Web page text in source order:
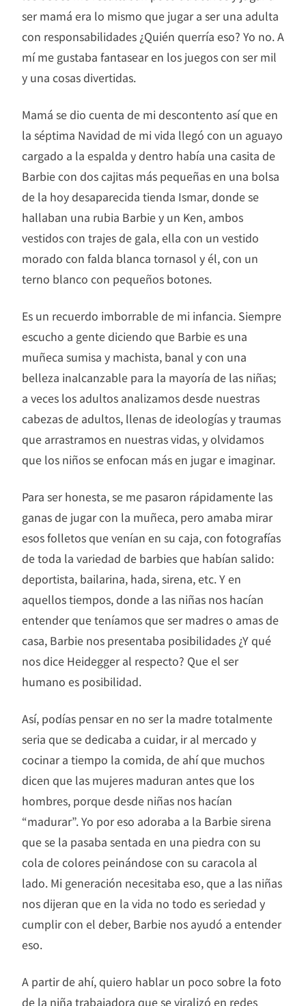
ser mamá era lo mismo que jugar a ser una adulta
con responsabilidades ¿Quién querría eso? Yo no. A
mí me gustaba fantasear en los juegos con ser mil
y una cosas divertidas.
Mamá se dio cuenta de mi descontento así que en
la séptima Navidad de mi vida llegó con un aguayo
cargado a la espalda y dentro había una casita de
Barbie con dos cajitas más pequeñas en una bolsa
de la hoy desaparecida tienda Ismar, donde se
hallaban una rubia Barbie y un Ken, ambos
vestidos con trajes de gala, ella con un vestido
morado con falda blanca tornasol y él, con un
terno blanco con pequeños botones.
Es un recuerdo imborrable de mi infancia. Siempre
escucho a gente diciendo que Barbie es una
muñeca sumisa y machista, banal y con una
belleza inalcanzable para la mayoría de las niñas;
a veces los adultos analizamos desde nuestras
cabezas de adultos, llenas de ideologías y traumas
que arrastramos en nuestras vidas, y olvidamos
que los niños se enfocan más en jugar e imaginar.
Para ser honesta, se me pasaron rápidamente las
ganas de jugar con la muñeca, pero amaba mirar
esos folletos que venían en su caja, con fotografías
de toda la variedad de barbies que habían salido:
deportista, bailarina, hada, sirena, etc. Y en
aquellos tiempos, donde a las niñas nos hacían
entender que teníamos que ser madres o amas de
casa, Barbie nos presentaba posibilidades ¿Y qué
nos dice Heidegger al respecto? Que el ser
humano es posibilidad.
Así, podías pensar en no ser la madre totalmente
seria que se dedicaba a cuidar, ir al mercado y
cocinar a tiempo la comida, de ahí que muchos
dicen que las mujeres maduran antes que los
hombres, porque desde niñas nos hacían
“madurar”. Yo por eso adoraba a la Barbie sirena
que se la pasaba sentada en una piedra con su
cola de colores peinándose con su caracola al
lado. Mi generación necesitaba eso, que a las niñas
nos dijeran que en la vida no todo es seriedad y
cumplir con el deber, Barbie nos ayudó a entender
eso.
A partir de ahí, quiero hablar un poco sobre la foto
de la niña trabajadora que se viralizó en redes